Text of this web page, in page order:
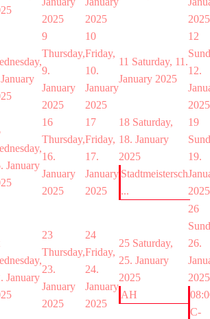
2025
2025
2025
9
Thursday,
9.
January
2025
10
Friday,
10.
January
2025
11 Saturday, 11.
January 2025
12
12.
2025
January
16
Thursday,
16.
January
2025
17
Friday,
17.
January
2025
18 Saturday,
18. January
2025
Stadtmeistersch
...
19
19.
2025
January
23
Thursday,
23.
January
2025
24
Friday,
24.
January
2025
25 Saturday,
25. January
2025
AH
26
26.
2025
C-